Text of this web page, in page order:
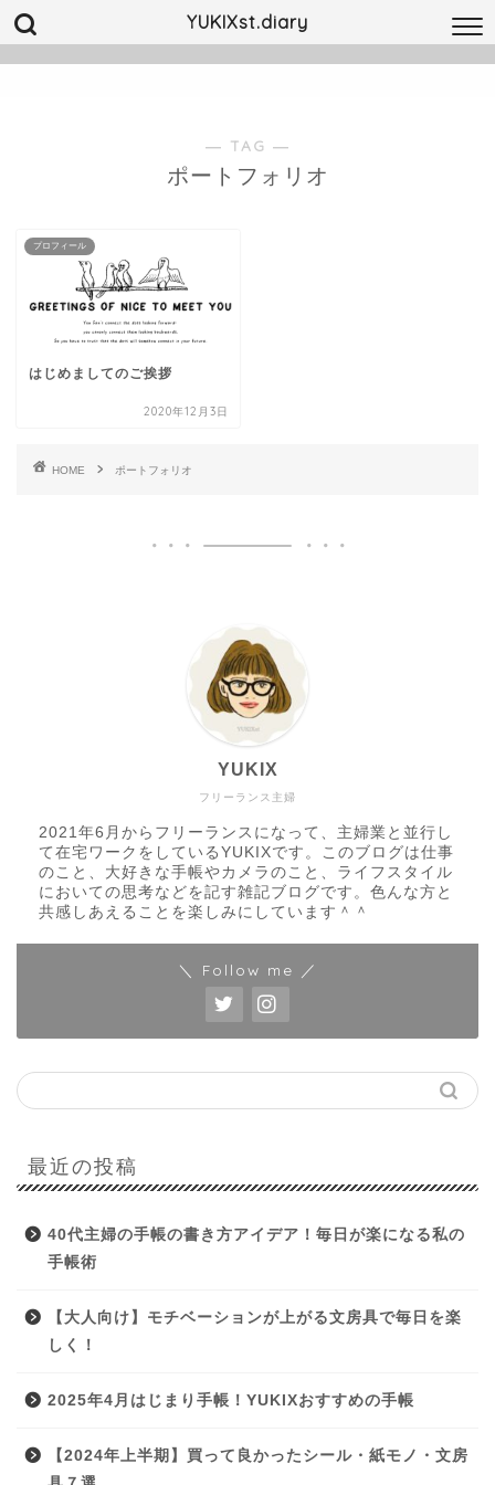
YUKIXst.diary
― TAG ―
ポートフォリオ
プロフィール
はじめましてのご挨拶
2020年12月3日
HOME ポートフォリオ
フリーランス主婦
YUKIX
2021年6月からフリーランスになって、主婦業と並行し
て在宅ワークをしているYUKIXです。このブログは仕事
のこと、大好きな手帳やカメラのこと、ライフスタイル
においての思考などを記す雑記ブログです。色んな方と
共感しあえることを楽しみにしています＾＾
＼ Follow me ／
最近の投稿
40代主婦の手帳の書き方アイデア！毎日が楽になる私の
手帳術
【大人向け】モチベーションが上がる文房具で毎日を楽
しく！
2025年4月はじまり手帳！YUKIXおすすめの手帳
【2024年上半期】買って良かったシール・紙モノ・文房